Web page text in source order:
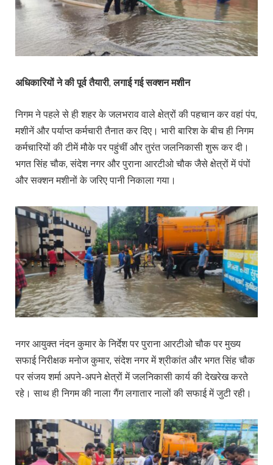
अधिकारियों ने की पूर्व तैयारी,लगाई गई सक्शन मशीन
निगम ने पहले से ही शहर के जलभराव वाले क्षेत्रों की पहचान कर वहां पंप,
मशीनें और पर्याप्त कर्मचारी तैनात कर दिए। भारी बारिश के बीच ही निगम
कर्मचारियों की टीमें मौके पर पहुंचीं और तुरंत जलनिकासी शुरू कर दी।
भगत सिंह चौक, संदेश नगर और पुराना आरटीओ चौक जैसे क्षेत्रों में पंपों
और सक्शन मशीनों के जरिए पानी निकाला गया।
नगर आयुक्त नंदन कुमार के निर्देश पर पुराना आरटीओ चौक पर मुख्य
सफाई निरीक्षक मनोज कुमार, संदेश नगर में श्रीकांत और भगत सिंह चौक
पर संजय शर्मा अपने-अपने क्षेत्रों में जलनिकासी कार्य की देखरेख करते
रहे। साथ ही निगम की नाला गैंग लगातार नालों की सफाई में जुटी रही।